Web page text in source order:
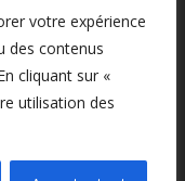
votre expérience
des contenus
cliquant sur «
utilisation des